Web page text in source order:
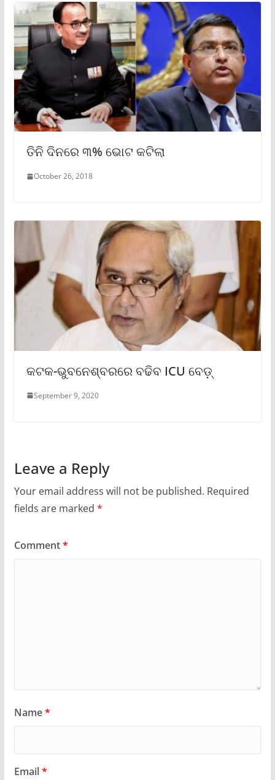
ତିନି ଦିନରେ ୩% ଭୋଟ କଟିଲା
October 26, 2018
କଟକ-ଭୁବନେଶ୍ବରରେ ବଢିବ ICU ବେଡ଼୍
September 9, 2020
Leave a Reply
Your email address will not be published. Required
fields are marked *
Comment*
Name*
Email*